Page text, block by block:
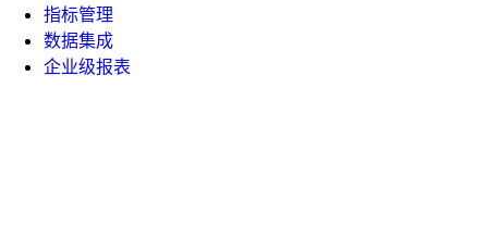
指标管理
数据集成
企业级报表